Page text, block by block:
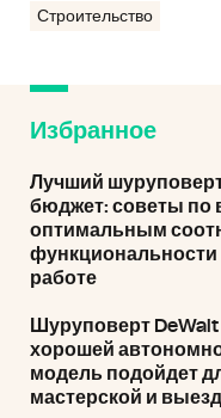
Строительство
Избранное
Лучший
бюджет: советы по
оптимальным
функциональности
работе
Шуруповерт
хорошей
модель подойдет
мастерской и